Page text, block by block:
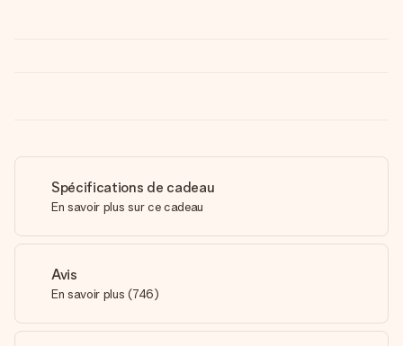
Spécifications de cadeau
En savoir plus sur ce cadeau
Avis
En savoir plus (746)